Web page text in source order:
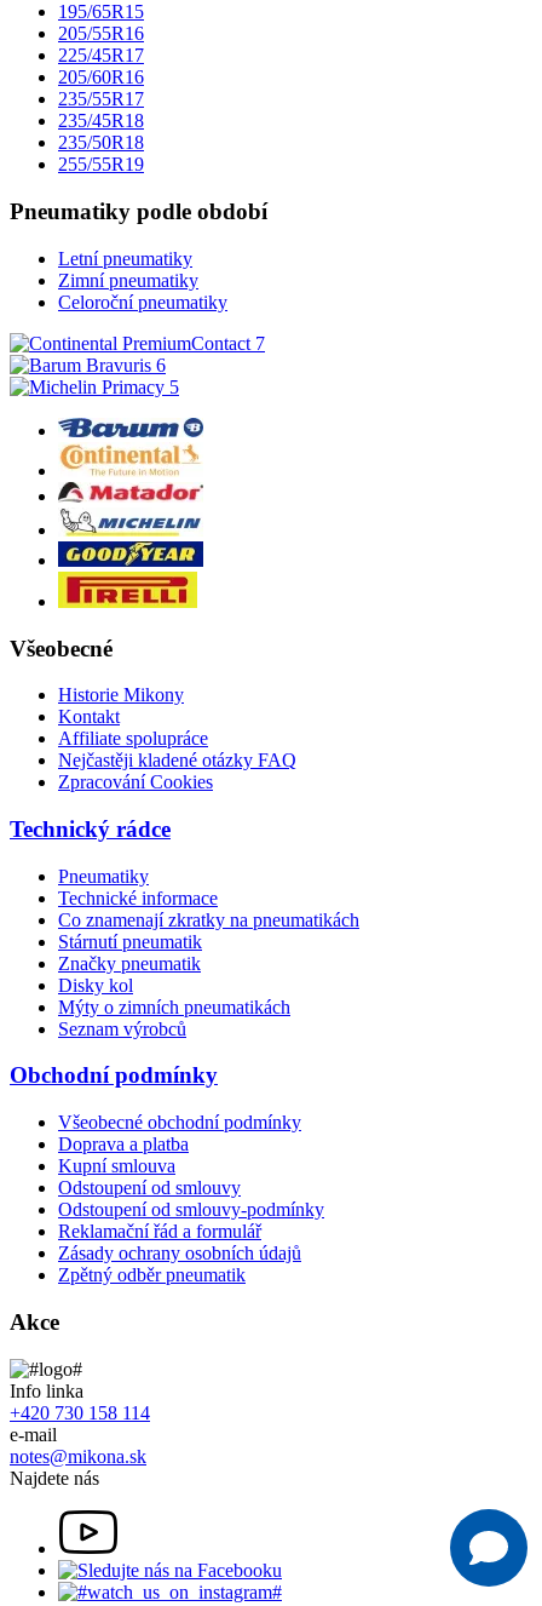
195/65R15
205/55R16
225/45R17
205/60R16
235/55R17
235/45R18
235/50R18
255/55R19
Pneumatiky podle období
Letní pneumatiky
Zimní pneumatiky
Celoroční pneumatiky
Všeobecné
Historie Mikony
Kontakt
Affiliate spolupráce
Nejčastěji kladené otázky FAQ
Zpracování Cookies
Technický rádce
Pneumatiky
Technické informace
Co znamenají zkratky na pneumatikách
Stárnutí pneumatik
Značky pneumatik
Disky kol
Mýty o zimních pneumatikách
Seznam výrobců
Obchodní podmínky
Všeobecné obchodní podmínky
Doprava a platba
Kupní smlouva
Odstoupení od smlouvy
Odstoupení od smlouvy-podmínky
Reklamační řád a formulář
Zásady ochrany osobních údajů
Zpětný odběr pneumatik
Akce
Info linka
+420 730 158 114
e-mail
notes@mikona.sk
Najdete nás